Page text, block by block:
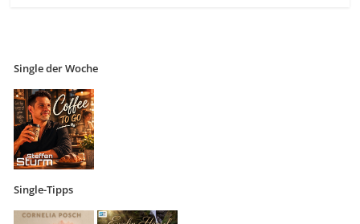
Single der Woche
Single-Tipps